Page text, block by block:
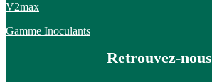
V2max
Gamme Inoculants
Retrouvez-nous